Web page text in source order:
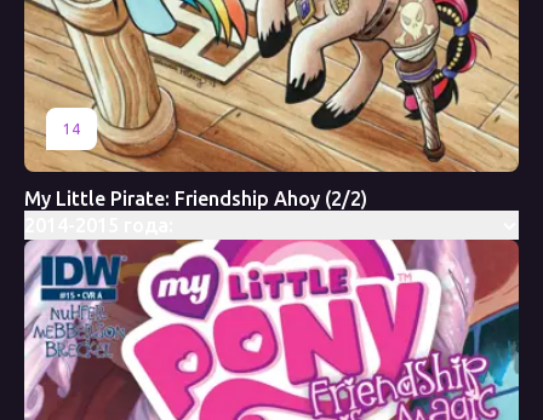
14
My Little Pirate: Friendship Ahoy (2/2)